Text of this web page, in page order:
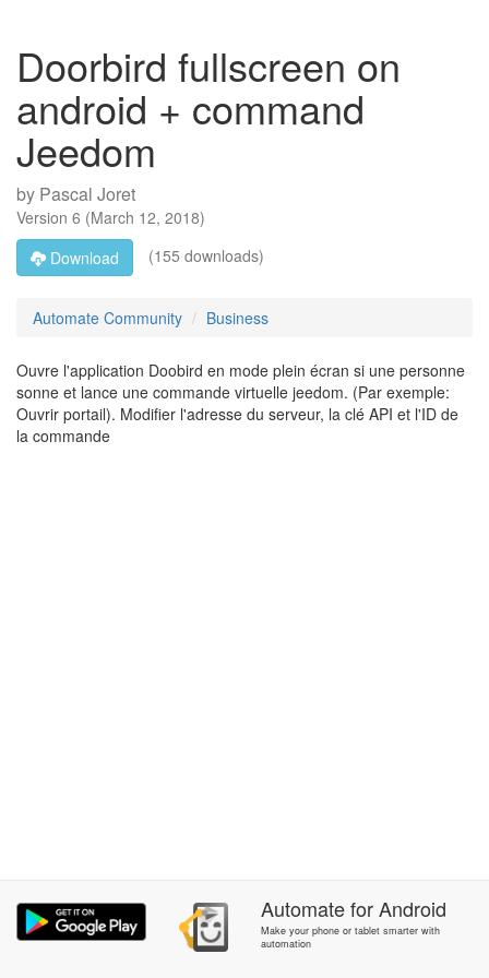
Doorbird fullscreen on
android + command
Jeedom
by Pascal Joret
Version 6 (March 12, 2018)
Download
(155 downloads)
Automate Community Business
Ouvre l'application Doobird en mode plein écran si une personne
sonne et lance une commande virtuelle jeedom. (Par exemple:
Ouvrir portail). Modifier l'adresse du serveur, la clé API et l'ID de
la commande
AutomateforAndroid
Make your phone or tablet smarter with
automation